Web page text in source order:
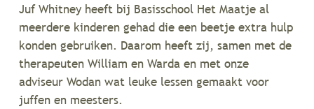
Juf Whitney heeft bij Basisschool Het Maatje al
meerdere kinderen gehad die een beetje extra hulp
konden gebruiken. Daarom heeft zij, samen met de
therapeuten William en Warda en met onze
adviseur Wodan wat leuke lessen gemaakt voor
juffen en meesters.